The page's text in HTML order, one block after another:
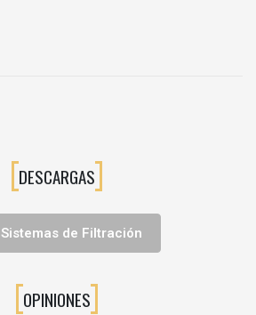
DESCARGAS
Sistemas de Filtración
OPINIONES